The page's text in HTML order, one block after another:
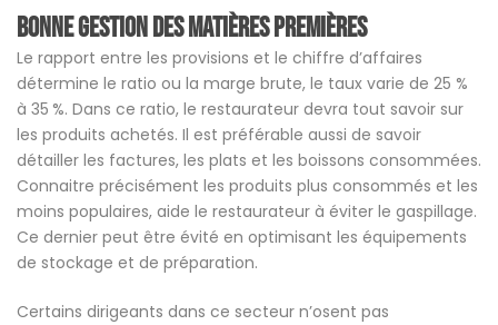
Bonne gestion des matières premières
Le rapport entre les provisions et le chiffre d’affaires
détermine le ratio ou la marge brute, le taux varie de 25 %
à 35 %. Dans ce ratio, le restaurateur devra tout savoir sur
les produits achetés. Il est préférable aussi de savoir
détailler les factures, les plats et les boissons consommées.
Connaitre précisément les produits plus consommés et les
moins populaires, aide le restaurateur à éviter le gaspillage.
Ce dernier peut être évité en optimisant les équipements
de stockage et de préparation.
Certains dirigeants dans ce secteur n’osent pas